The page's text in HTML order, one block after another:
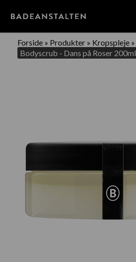
Forside » Produkter » Kropspleje »
Bodyscrub - Dans på Roser 200ml